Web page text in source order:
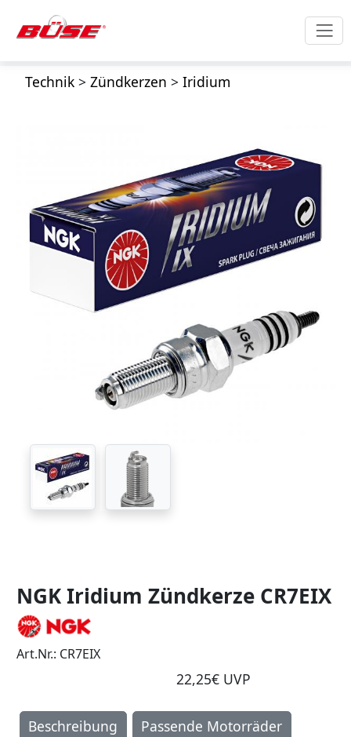
Technik> Zündkerzen > Iridium
NGK Iridium Zündkerze CR7EIX
Art.Nr.: CR7EIX
22,25€ UVP
Beschreibung Passende Motorräder